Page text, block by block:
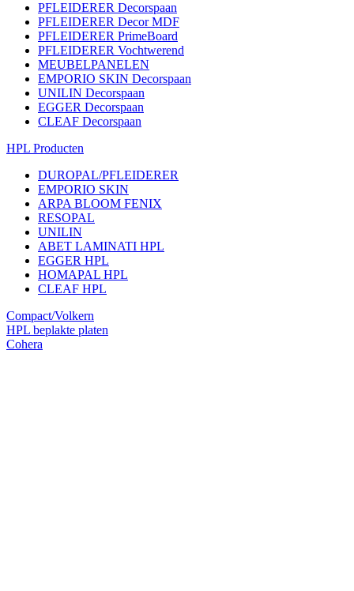
PFLEIDERER Decorspaan
PFLEIDERER Decor MDF
PFLEIDERER PrimeBoard
PFLEIDERER Vochtwerend
MEUBELPANELEN
EMPORIO SKIN Decorspaan
UNILIN Decorspaan
EGGER Decorspaan
CLEAF Decorspaan
HPL Producten
DUROPAL/PFLEIDERER
EMPORIO SKIN
ARPA BLOOM FENIX
RESOPAL
UNILIN
ABET LAMINATI HPL
EGGER HPL
HOMAPAL HPL
CLEAF HPL
Compact/Volkern
HPL beplakte platen
Cohera